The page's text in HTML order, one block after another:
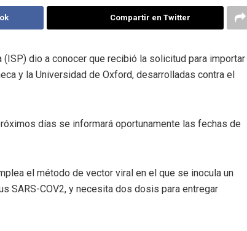
Compartir en Twitter
dio a conocer que recibió la solicitud para importar
y la Universidad de Oxford, desarrolladas contra el
días se informará oportunamente las fechas de
el método de vector viral en el que se inocula un
SARS-COV2, y necesita dos dosis para entregar